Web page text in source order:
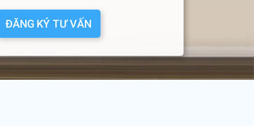
ĐĂNG KÝ TƯ VẤN